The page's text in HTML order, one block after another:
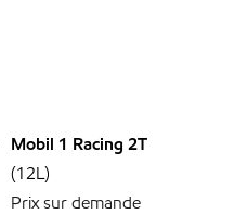
Mobil 1 Racing 2T
(12L)
Prix sur demande